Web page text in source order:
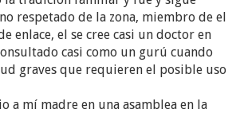
respetado de la zona, miembro de el
enlace, el se cree casi un doctor en
casi como un gurú cuando
graves que requieren el posible uso
a mí madre en una asamblea en la